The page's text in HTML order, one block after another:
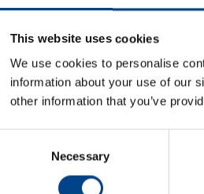
This website uses cookies
We use cookies to personalise
information about your use of our
other information that you’ve
Necessary
pin­ta-asen­nus